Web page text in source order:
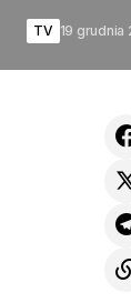
TV 19 grudnia